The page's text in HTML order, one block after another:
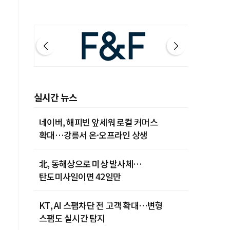
실시간 뉴스
네이버, 해피빈 앞세워 로컬 커머스
확대…강릉서 온·오프라인 상생
北, 동해상으로 미상 발사체…
탄도미사일이면 42일만
KT, AI 스팸차단 전 고객 확대…변형
스팸도 실시간 탐지